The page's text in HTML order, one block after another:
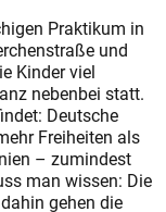
Praktikum in
und
Kinder viel
nebenbei statt.
Deutsche
Freiheiten als
– zumindest
man wissen: Die
gehen die